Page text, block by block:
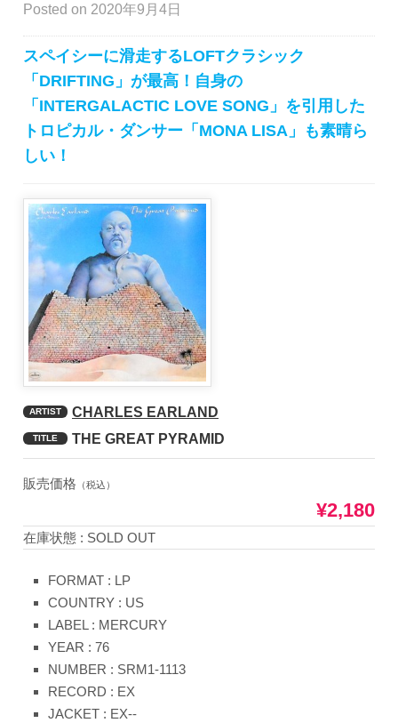
Posted on 2020年9月4日
スペイシーに滑走するLOFTクラシック
「DRIFTING」が最高！自身の
「INTERGALACTIC LOVE SONG」を引用した
トロピカル・ダンサー「MONA LISA」も素晴ら
しい！
ARTIST CHARLES EARLAND
TITLE THE GREAT PYRAMID
販売価格 （税込）
¥2,180
在庫状態 : SOLD OUT
FORMAT : LP
COUNTRY : US
LABEL : MERCURY
YEAR : 76
NUMBER : SRM1-1113
RECORD : EX
JACKET : EX--